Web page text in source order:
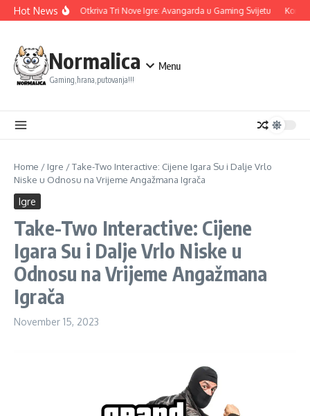
Skip to content
Hot NewsUbisoft Otkriva Tri Nove Igre: Avangarda u Gaming Svijetu
Normalica
Gaming,hrana,putovanja!!!
Menu
Home / Igre /Take-Two Interactive: Cijene Igara Su i Dalje Vrlo
Niske u Odnosu na Vrijeme Angažmana Igrača
Igre
Take-Two Interactive: Cijene
Igara Su i Dalje Vrlo Niske u
Odnosu na Vrijeme Angažmana
Igrača
November 15, 2023